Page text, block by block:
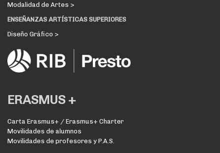
Modalidad de Artes >
ENSEÑANZAS ARTÍSTICAS SUPERIORES
Diseño Gráfico >
ERASMUS +
Carta Erasmus+ / Erasmus+ Charter
Movilidades de alumnos
Movilidades de profesores y P.A.S.